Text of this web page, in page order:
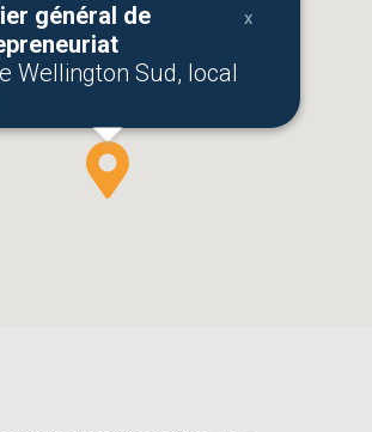
général de
Wellington Sud, local